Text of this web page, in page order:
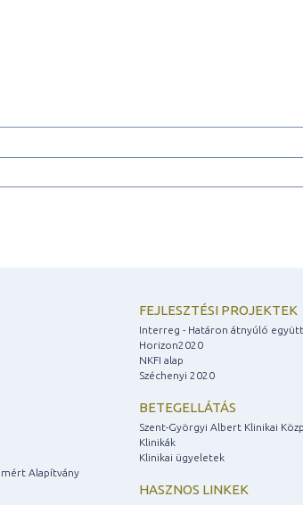
Alapítvány
FEJLESZTÉSI PROJEKTEK
Interreg - Határon átnyúló
Horizon2020
NKFI alap
Széchenyi 2020
BETEGELLÁTÁS
Szent-Györgyi Albert Klinikai
Klinikák
Klinikai ügyeletek
HASZNOS LINKEK